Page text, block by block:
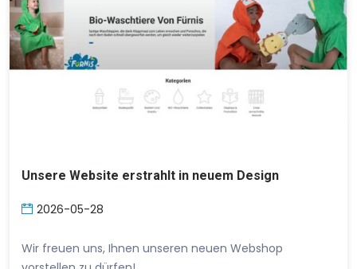
Unsere Website erstrahlt in neuem Design
2026-05-28
Wir freuen uns, Ihnen unseren neuen Webshop